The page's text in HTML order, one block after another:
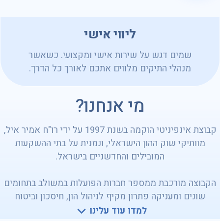
ליווי אישי
שמים דגש על שירות אישי ומקצועי. כשאשר
מנהלי התיקים מלווים אתכם לאורך כל הדרך.
מי אנחנו?
קבוצת אינפיניטי הוקמה בשנת 1997 על ידי רו"ח אמיר איל,
מוותיקי שוק ההון הישראלי, ונמנית על בתי ההשקעות
המובילים והחדשניים בישראל.
הקבוצה מורכבת ממספר חברות הפועלות במשולב בתחומים
שונים ומעניקה פתרון מקיף לניהול הון, חיסכון וביטוח
באמצעות מגוון מוצרים.
למדו עוד עלינו